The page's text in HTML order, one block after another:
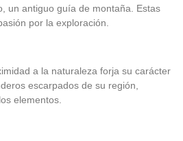
un antiguo guía de montaña. Estas
por la exploración.
a la naturaleza forja su carácter
escarpados de su región,
elementos.